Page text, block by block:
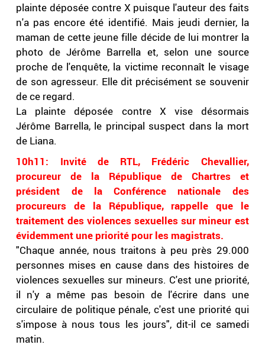
plainte déposée contre X puisque l'auteur des faits
n'a pas encore été identifié. Mais jeudi dernier, la
maman de cette jeune fille décide de lui montrer la
photo de Jérôme Barrella et, selon une source
proche de l'enquête, la victime reconnaît le visage
de son agresseur. Elle dit précisément se souvenir
de ce regard.
La plainte déposée contre X vise désormais
Jérôme Barrella, le principal suspect dans la mort
de Liana.
10h11: Invité de RTL, Frédéric Chevallier,
procureur de la République de Chartres et
président de la Conférence nationale des
procureurs de la République, rappelle que le
traitement des violences sexuelles sur mineur est
évidemment une priorité pour les magistrats.
"Chaque année, nous traitons à peu près 29.000
personnes mises en cause dans des histoires de
violences sexuelles sur mineurs. C'est une priorité,
il n'y a même pas besoin de l'écrire dans une
circulaire de politique pénale, c'est une priorité qui
s'impose à nous tous les jours", dit-il ce samedi
matin.